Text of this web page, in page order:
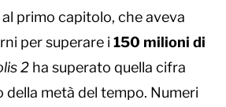
primo capitolo, che aveva
per superare i 150 milioni di
2 ha superato quella cifra
della metà del tempo. Numeri